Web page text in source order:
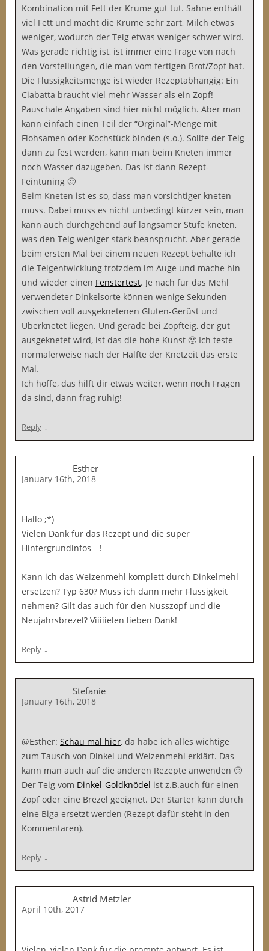
Kombination mit Fett der Krume gut tut. Sahne enthält
viel Fett und macht die Krume sehr zart, Milch etwas
weniger, wodurch der Teig etwas weniger schwer wird.
Was gerade richtig ist, ist immer eine Frage von nach
den Vorstellungen, die man vom fertigen Brot/Zopf hat.
Die Flüssigkeitsmenge ist wieder Rezeptabhängig: Ein
Ciabatta braucht viel mehr Wasser als ein Zopf!
Pauschale Angaben sind hier nicht möglich. Aber man
kann einfach einen Teil der “Orginal”-Menge mit
Flohsamen oder Kochstück binden (s.o.). Sollte der Teig
dann zu fest werden, kann man beim Kneten immer
noch Wasser dazugeben. Das ist dann Rezept-
Feintuning 🙂
Beim Kneten ist es so, dass man vorsichtiger kneten
muss. Dabei muss es nicht unbedingt kürzer sein, man
kann auch durchgehend auf langsamer Stufe kneten,
was den Teig weniger stark beansprucht. Aber gerade
beim ersten Mal bei einem neuen Rezept behalte ich
die Teigentwicklung trotzdem im Auge und mache hin
und wieder einen Fenstertest. Je nach für das Mehl
verwendeter Dinkelsorte können wenige Sekunden
zwischen voll ausgeknetenen Gluten-Gerüst und
Überknetet liegen. Und gerade bei Zopfteig, der gut
ausgeknetet wird, ist das die hohe Kunst 🙂 Ich teste
normalerweise nach der Hälfte der Knetzeit das erste
Mal.
Ich hoffe, das hilft dir etwas weiter, wenn noch Fragen
da sind, dann frag ruhig!
Reply ↓
Esther
January 16th, 2018
Hallo ;*)
Vielen Dank für das Rezept und die super
Hintergrundinfos…!
Kann ich das Weizenmehl komplett durch Dinkelmehl
ersetzen? Typ 630? Muss ich dann mehr Flüssigkeit
nehmen? Gilt das auch für den Nusszopf und die
Neujahrsbrezel? Viiiiielen lieben Dank!
Reply ↓
Stefanie
January 16th, 2018
@Esther: Schau mal hier, da habe ich alles wichtige
zum Tausch von Dinkel und Weizenmehl erklärt. Das
kann man auch auf die anderen Rezepte anwenden 🙂
Der Teig vom Dinkel-Goldknödel ist z.B.auch für einen
Zopf oder eine Brezel geeignet. Der Starter kann durch
eine Biga ersetzt werden (Rezept dafür steht in den
Kommentaren).
Reply ↓
Astrid Metzler
April 10th, 2017